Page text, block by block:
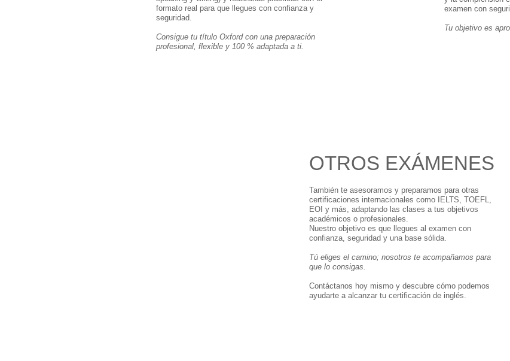
formato real para que llegues con confianza y
seguridad.
Consigue tu título Oxford con una preparación
profesional, flexible y 100 % adaptada a ti.
examen con
Tu objetivo es
OTROS EXÁMENES
También te asesoramos y preparamos para otras
certificaciones internacionales como IELTS, TOEFL,
EOI y más, adaptando las clases a tus objetivos
académicos o profesionales.
Nuestro objetivo es que llegues al examen con
confianza, seguridad y una base sólida.
Tú eliges el camino; nosotros te acompañamos para
que lo consigas.
Contáctanos hoy mismo y descubre cómo podemos
ayudarte a alcanzar tu certificación de inglés.